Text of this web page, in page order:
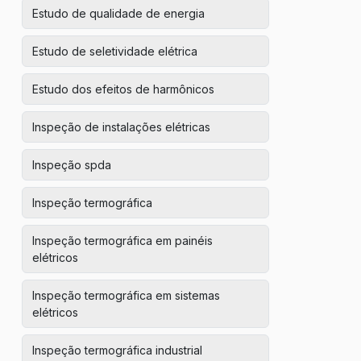
Estudo de qualidade de energia
Estudo de seletividade elétrica
Estudo dos efeitos de harmônicos
Inspeção de instalações elétricas
Inspeção spda
Inspeção termográfica
Inspeção termográfica em painéis
elétricos
Inspeção termográfica em sistemas
elétricos
Inspeção termográfica industrial